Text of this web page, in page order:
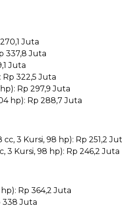
Juta
337,8 Juta
Juta
Rp 322,5 Juta
Rp 297,9 Juta
hp): Rp 288,7 Juta
3 Kursi, 98 hp): Rp 251,2
3 Kursi, 98 hp): Rp 246,2 Juta
Rp 364,2 Juta
338 Juta